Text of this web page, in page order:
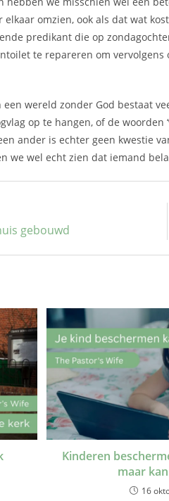
elkaar omzien, ook als dat wat
predikant die op
te repareren om
wereld zonder God bestaat
op te hangen, of de woorden
ander is echter geen kwestie
we wel echt zien dat iemand
gebouwd
Kinderen
maar
16